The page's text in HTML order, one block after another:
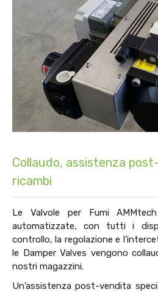
Collaudo, assistenza
ricambi
Le Valvole per Fumi
automatizzate, con tutti i
controllo, la regolazione e
le Damper Valves vengono
nostri magazzini.
Un’assistenza post-vendita